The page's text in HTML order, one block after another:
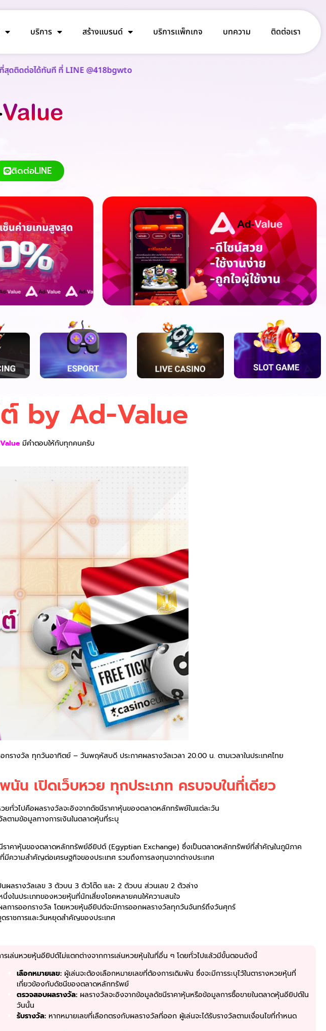
บริการ สร้างแบรนด์ บริการเเพ็กเกจ บทความ ติดต่อเรา
ที ที่ LINE @418bgwto
ติดต่อLINE
by Ad-Value
มีคำตอบให้กับทุกคนครับ
างวัล ทุกวันอาทิตย์ – วันพฤหัสบดี ประกาศผลรางวัลเวลา 20.00 น. ตามเวลาในประเทศไทย
น เปิดเว็บหวย ทุกประเภท ครบจบในที่เดียว
วไปคือผลรางวัลจะอิงจากดัชนีราคาหุ้นของตลาดหลักทรัพย์ในแต่ละวัน
ตามข้อมูลทางการเงินในตลาดหุ้นที่ระบุ
าคาหุ้นของตลาดหลักทรัพย์อียิปต์ (Egyptian Exchange) ซึ่งเป็นตลาดหลักทรัพย์ที่สำคัญในภูมิภาค
วามสำคัญต่อเศรษฐกิจของประเทศ รวมถึงการลงทุนจากต่างประเทศ
ผลรางวัลเลข 3 ตัวบน 3 ตัวโต๊ด และ 2 ตัวบน ส่วนเลข 2 ตัวล่าง
งในประเภทของหวยหุ้นที่นักเสี่ยงโชคหลายคนให้ความสนใจ
การออกรางวัล โดยหวยหุ้นอียิปต์จะมีการออกผลรางวัลทุกวันจันทร์ถึงวันศุกร์
าชการและวันหยุดสำคัญของประเทศ
รเล่นหวยหุ้นอียิปต์ไม่แตกต่างจากการเล่นหวยหุ้นในที่อื่น ๆ โดยทั่วไปแล้วมีขั้นตอนดังนี้
เลือกหมายเลข: ผู้เล่นจะต้องเลือกหมายเลขที่ต้องการเดิมพัน ซึ่งจะมีการระบุไว้ในตารางหวยหุ้นที่
เกี่ยวข้องกับดัชนีของตลาดหลักทรัพย์
ตรวจสอบผลรางวัล: ผลรางวัลจะอิงจากข้อมูลดัชนีราคาหุ้นหรือข้อมูลการซื้อขายในตลาดหุ้นอียิปต์ใน
วันนั้น
รับรางวัล: หากหมายเลขที่เลือกตรงกับผลรางวัลที่ออก ผู้เล่นจะได้รับรางวัลตามเงื่อนไขที่กำหนด